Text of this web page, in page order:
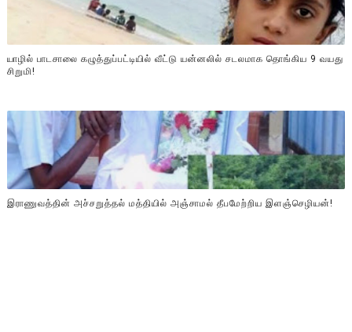
யாழில் பாடசாலை கழுத்துப்பட்டியில் வீட்டு யன்னலில் சடலமாக தொங்கிய 9 வயது
சிறுமி!
இராணுவத்தின் அச்சறுத்தல் மத்தியில் அஞ்சாமல் தீபமேற்றிய இளஞ்செழியன்!